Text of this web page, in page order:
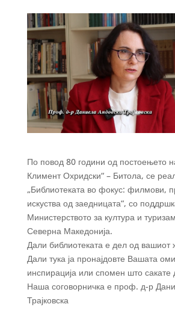
По повод 80 години од постоењето
Климент Охридски“ – Битола, се
„Библиотеката во фокус: филмови,
искуства од заедницата“, со
Министерството за култура и
Северна Македонија.
Дали библиотеката е дел од вашиот
Дали тука ја пронајдовте Вашата
инспирација или спомен што сакате
Наша соговорничка е проф. д-р
Трајковска